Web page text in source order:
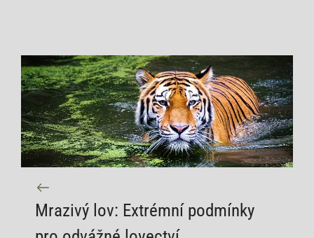
Mrazivý lov: Extrémní podmínky